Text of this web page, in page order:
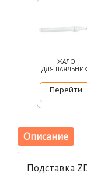
ЖАЛО
ДЛЯ
Перейти
Описание
Подставка